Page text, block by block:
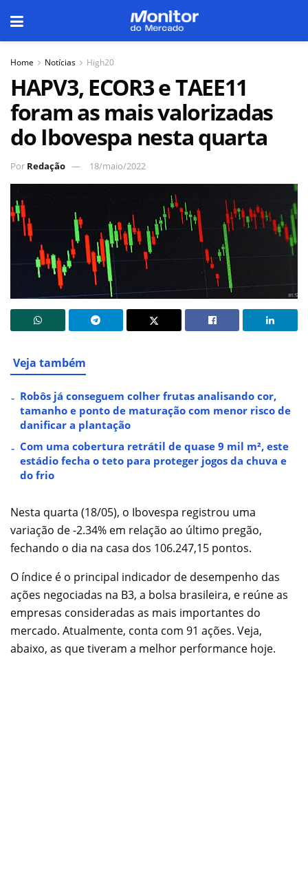
Home Notícias High20
HAPV3, ECOR3 e TAEE11
foram as mais valorizadas
do Ibovespa nesta quarta
Por Redação 18/maio/2022
Veja também
Robôs já conseguem colher frutas analisando cor,
tamanho e ponto de maturação com menor risco de
danificar a plantação
Com uma cobertura retrátil de quase 9 mil m², este
estádio fecha o teto para proteger jogos da chuva e
do frio
Nesta quarta (18/05), o Ibovespa registrou uma
variação de -2.34% em relação ao último pregão,
fechando o dia na casa dos 106.247,15 pontos.
O índice é o principal indicador de desempenho das
ações negociadas na B3, a bolsa brasileira, e reúne as
empresas consideradas as mais importantes do
mercado. Atualmente, conta com 91 ações. Veja,
abaixo, as que tiveram a melhor performance hoje.